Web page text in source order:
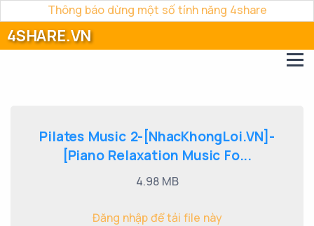
Thông báo dừng một số tính năng 4share
4SHARE.VN
Pilates Music 2-[NhacKhongLoi.VN]-
[Piano Relaxation Music Fo...
4.98 MB
Đăng nhập để tải file này